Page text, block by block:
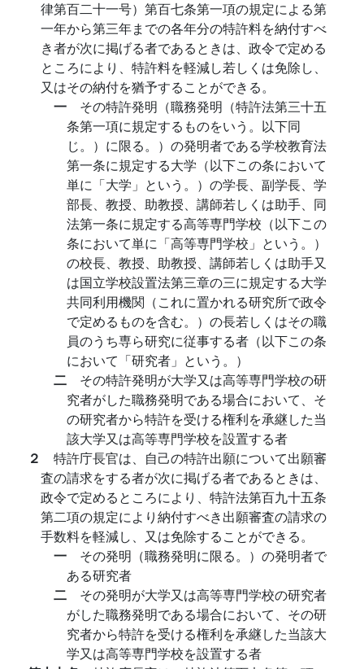
律第百二十一号）第百七条第一項の規定による第
一年から第三年までの各年分の特許料を納付すべ
き者が次に掲げる者であるときは、政令で定める
ところにより、特許料を軽減し若しくは免除し、
又はその納付を猶予することができる。
一 その特許発明（職務発明（特許法第三十五
条第一項に規定するものをいう。以下同
じ。）に限る。）の発明者である学校教育法
第一条に規定する大学（以下この条において
単に「大学」という。）の学長、副学長、学
部長、教授、助教授、講師若しくは助手、同
法第一条に規定する高等専門学校（以下この
条において単に「高等専門学校」という。）
の校長、教授、助教授、講師若しくは助手又
は国立学校設置法第三章の三に規定する大学
共同利用機関（これに置かれる研究所で政令
で定めるものを含む。）の長若しくはその職
員のうち専ら研究に従事する者（以下この条
において「研究者」という。）
二 その特許発明が大学又は高等専門学校の研
究者がした職務発明である場合において、そ
の研究者から特許を受ける権利を承継した当
該大学又は高等専門学校を設置する者
２ 特許庁長官は、自己の特許出願について出願審
査の請求をする者が次に掲げる者であるときは、
政令で定めるところにより、特許法第百九十五条
第二項の規定により納付すべき出願審査の請求の
手数料を軽減し、又は免除することができる。
一 その発明（職務発明に限る。）の発明者で
ある研究者
二 その発明が大学又は高等専門学校の研究者
がした職務発明である場合において、その研
究者から特許を受ける権利を承継した当該大
学又は高等専門学校を設置する者